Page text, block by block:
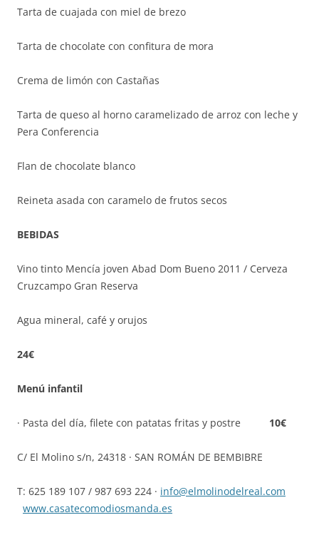
Tarta de cuajada con miel de brezo
Tarta de chocolate con confitura de mora
Crema de limón con Castañas
Tarta de queso al horno caramelizado de arroz con leche y
Pera Conferencia
Flan de chocolate blanco
Reineta asada con caramelo de frutos secos
BEBIDAS
Vino tinto Mencía joven Abad Dom Bueno 2011 / Cerveza
Cruzcampo Gran Reserva
Agua mineral, café y orujos
24€
Menú infantil
· Pasta del día, filete con patatas fritas y postre 10€
C/ El Molino s/n, 24318 · SAN ROMÁN DE BEMBIBRE
T: 625 189 107 / 987 693 224 · info@elmolinodelreal.com
www.casatecomodiosmanda.es